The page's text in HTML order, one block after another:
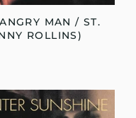
MAN / ST.
ROLLINS)